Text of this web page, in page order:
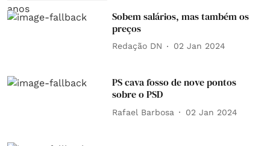
Sobem salários, mas também os
preços
Redação DN 02 Jan 2024
PS cava fosso de nove pontos
sobre o PSD
Rafael Barbosa 02 Jan 2024